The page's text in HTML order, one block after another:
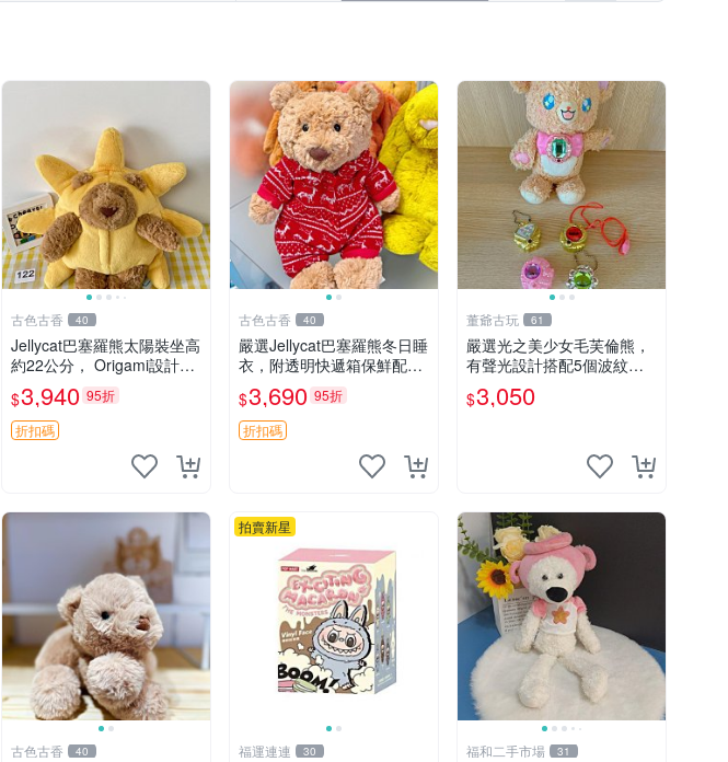
古色古香 40
Jellycat巴塞羅熊太陽裝坐高
約22公分， Origami設計，
來自越南。嚴選 Recomme
ndation！巴塞羅、 Origami
熊、Jelly
$3,940 95折
折扣碼
古色古香 40
嚴選Jellycat巴塞羅熊冬日睡
衣，附透明快遞箱保鮮配
送，童趣可愛可收藏 巴塞羅
熊 睡衣 透明袋
$3,690 95折
折扣碼
董爺古玩 61
嚴選光之美少女毛芙倫熊，
有聲光設計搭配5個波紋
石，成色完美如圖。爽快附
電池，讓愛心不打折扣。 光
$3,050
古色古香 40
拍賣新星
福運連連 30 福和二手市場 31